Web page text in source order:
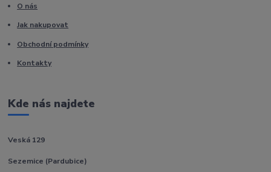
O nás
Jak nakupovat
Obchodní podmínky
Kontakty
Kde nás najdete
Veská 129
Sezemice (Pardubice)